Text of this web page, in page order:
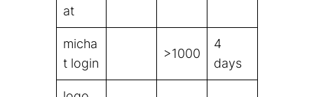
at
micha
t login
>1000
4
days